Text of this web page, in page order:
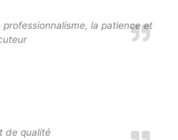
la patience et
de qualité